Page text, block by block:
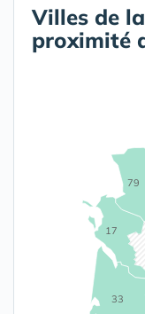
Villes de la
proximité
17
33
79